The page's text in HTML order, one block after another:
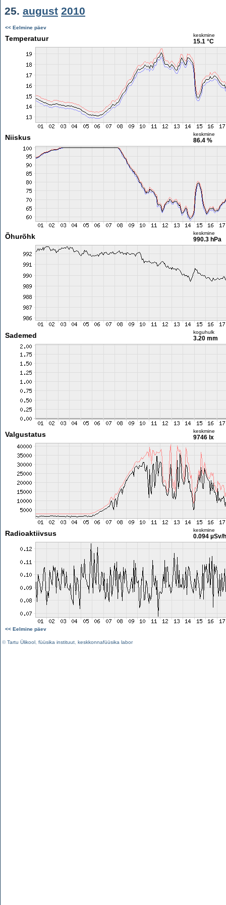
25. august 2010
<< Eelmine päev
Temperatuur keskmine
15.1 °C
Niiskus keskmine
86.4 %
Õhurõhk keskmine
990.3 hPa
Sademed koguhulk
3.20 mm
Valgustatus keskmine
9746 lx
Radioaktiivsus keskmine
0.094 µSv/h
<< Eelmine päev
©Tartu Ülikool füüsika instituut keskkonnafüüsika labor